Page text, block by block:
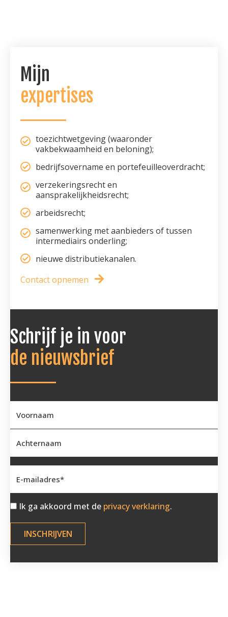
Mijn
expertises
toezichtwetgeving (waaronder
vakbekwaamheid en beloning);
bedrijfsovername en portefeuilleoverdracht;
verzekeringsrecht en
aansprakelijkheidsrecht;
arbeidsrecht;
samenwerking met aanbieders of tussen
intermediairs onderling;
nieuwe distributiekanalen.
Contact opnemen
Schrijf je in voor
de nieuwsbrief
Ik ga akkoord met de privacy verklaring.
INSCHRIJVEN